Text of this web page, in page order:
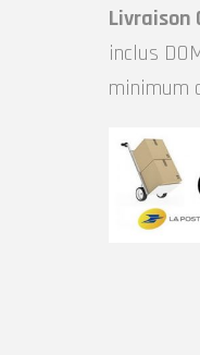
Livraison
inclus
minimum